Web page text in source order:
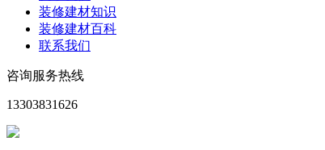
装修建材知识
装修建材百科
联系我们
咨询服务热线
13303831626